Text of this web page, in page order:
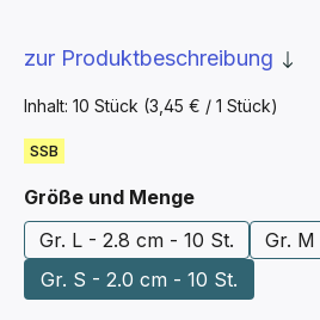
Inhalt: 10 Stück (3,45 € / 1 Stück)
SSB
zur Produktbeschreibung
Größe und Mengeauswählen
Gr. L - 2.8 cm - 10 St.
Gr.
Gr. S - 2.0 cm - 10 St.